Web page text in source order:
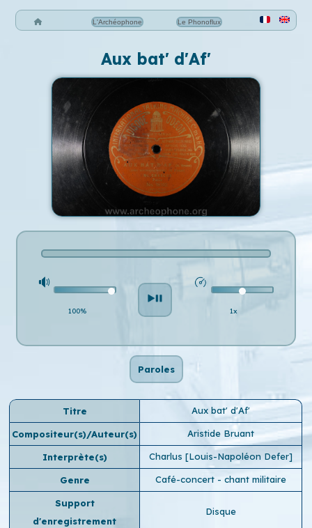
L'Archéophone Le Phonoflux
Aux bat' d'Af'
100% 1x
Paroles
Titre Aux bat' d'Af'
Compositeur(s)/Auteur(s) Aristide Bruant
Interprète(s) Charlus [Louis-Napoléon Defer]
Genre Café-concert - chant militaire
Support
d'enregistrement
Disque